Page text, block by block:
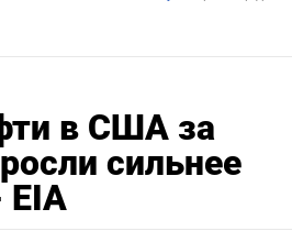
в США за
сильнее
EIA